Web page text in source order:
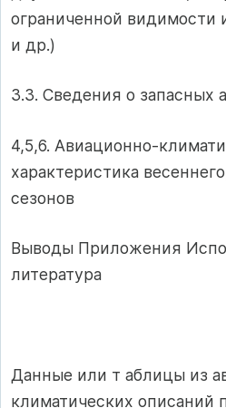
ограниченной видимости
и др.)
3.3. Сведения о запасных
4,5,6. Авиационно-
характеристика
сезонов
Выводы Приложения
литература
Данные или т аблицы из
климатических описаний